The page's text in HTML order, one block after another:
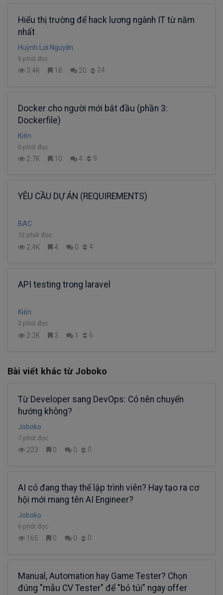
Hiểu thị trường để hack lương ngành IT từ năm
nhất
Huỳnh Lợi Nguyễn
6 phút đọc
3.4K 18 20 24
Docker cho người mới bắt đầu (phần 3:
Dockerfile)
Kiên
6 phút đọc
2.7K 10 4 9
YÊU CẦU DỰ ÁN (REQUIREMENTS)
BAC
12 phút đọc
2.4K 4 0 4
API testing trong laravel
Kiên
3 phút đọc
2.2K 3 1 6
Bài viết khác từ Joboko
Từ Developer sang DevOps: Có nên chuyển
hướng không?
Joboko
7 phút đọc
223 0 0 0
AI có đang thay thế lập trình viên? Hay tạo ra cơ
hội mới mang tên AI Engineer?
Joboko
6 phút đọc
165 0 0 0
Manual, Automation hay Game Tester? Chọn
đúng "mẫu CV Tester" để "bỏ túi" ngay offer